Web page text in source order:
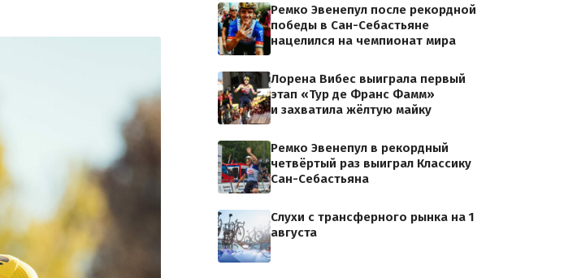
Ремко Эвенепул после рекордной
победы в Сан-Себастьяне
нацелился на чемпионат мира
Лорена Вибес выиграла первый
этап «Тур де Франс Фамм»
и захватила жёлтую майку
Ремко Эвенепул в рекордный
четвёртый раз выиграл Классику
Сан-Себастьяна
Слухи с трансферного рынка на 1
августа